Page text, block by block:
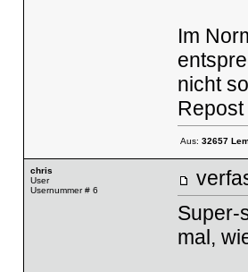
Im
nicht
Aus: 32657
chris
User
Usernummer # 6
Super-
mal,